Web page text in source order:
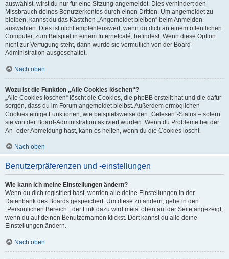
auswählst, wirst du nur für eine Sitzung angemeldet. Dies verhindert den
Missbrauch deines Benutzerkontos durch einen Dritten. Um angemeldet zu
bleiben, kannst du das Kästchen „Angemeldet bleiben“ beim Anmelden
auswählen. Dies ist nicht empfehlenswert, wenn du dich an einem öffentlichen
Computer, zum Beispiel in einem Internetcafé, befindest. Wenn diese Option
nicht zur Verfügung steht, dann wurde sie vermutlich von der Board-
Administration ausgeschaltet.
Nach oben
Wozu ist die Funktion „Alle Cookies löschen“?
„Alle Cookies löschen“ löscht die Cookies, die phpBB erstellt hat und die dafür
sorgen, dass du im Forum angemeldet bleibst. Außerdem ermöglichen
Cookies einige Funktionen, wie beispielsweise den „Gelesen“-Status – sofern
sie von der Board-Administration aktiviert wurden. Wenn du Probleme bei der
An- oder Abmeldung hast, kann es helfen, wenn du die Cookies löscht.
Nach oben
Benutzerpräferenzen und -einstellungen
Wie kann ich meine Einstellungen ändern?
Wenn du dich registriert hast, werden alle deine Einstellungen in der
Datenbank des Boards gespeichert. Um diese zu ändern, gehe in den
„Persönlichen Bereich“; der Link dazu wird meist oben auf der Seite angezeigt,
wenn du auf deinen Benutzernamen klickst. Dort kannst du alle deine
Einstellungen ändern.
Nach oben